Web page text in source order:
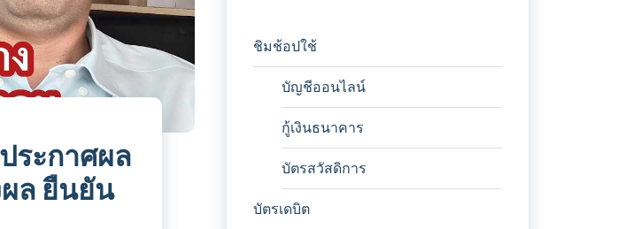
ระกาศผล
ล ยืนยัน
ชิมช้อปใช้
บัญชีออนไลน์
กู้เงินธนาคาร
บัตรสวัสดิการ
บัตรเดบิต